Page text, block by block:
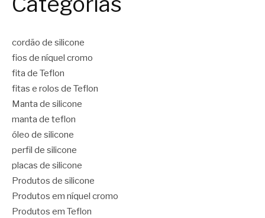
cordão de silicone
fios de níquel cromo
fita de Teflon
fitas e rolos de Teflon
Manta de silicone
manta de teflon
óleo de silicone
perfil de silicone
placas de silicone
Produtos de silicone
Produtos em níquel cromo
Produtos em Teflon